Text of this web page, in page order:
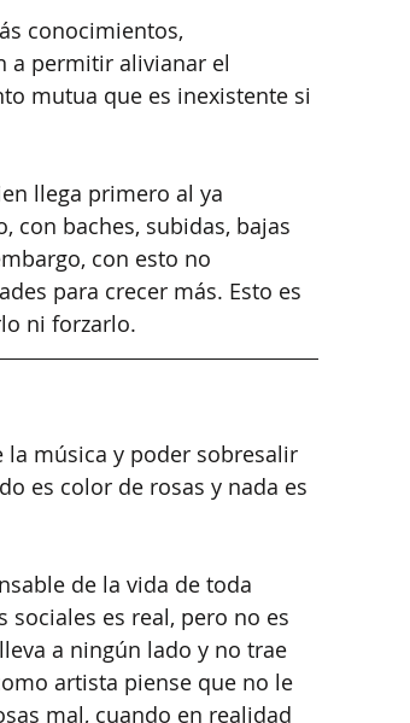
conocimientos,
a permitir alivianar el
mutua que es inexistente si
llega primero al ya
con baches, subidas, bajas
con esto no
para crecer más. Esto es
ni forzarlo.
la música y poder sobresalir
es color de rosas y nada es
de la vida de toda
sociales es real, pero no es
a ningún lado y no trae
artista piense que no le
mal, cuando en realidad